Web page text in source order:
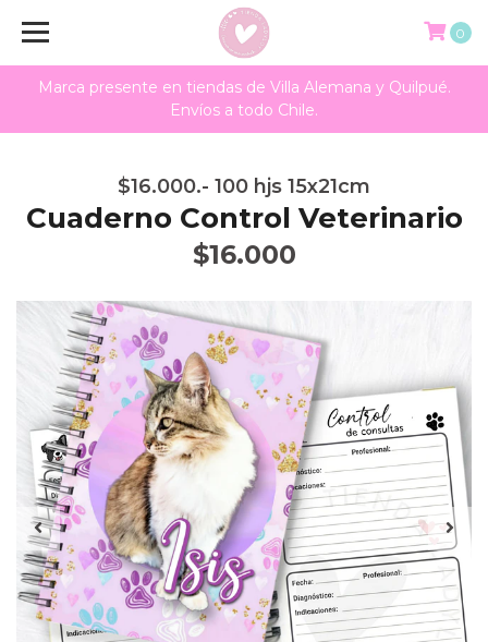
Marca presente en tiendas de Villa Alemana y Quilpué.
Envíos a todo Chile.
0
$16.000.- 100 hjs 15x21cm
Cuaderno Control Veterinario
$16.000